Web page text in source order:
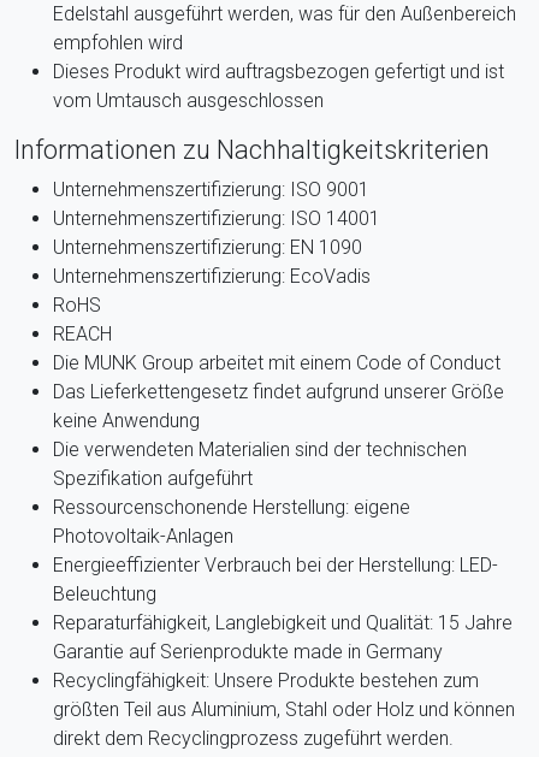
Edelstahl ausgeführt werden, was für den Außenbereich
empfohlen wird
Dieses Produkt wird auftragsbezogen gefertigt und ist
vom Umtausch ausgeschlossen
Informationen zu Nachhaltigkeitskriterien
Unternehmenszertifizierung: ISO 9001
Unternehmenszertifizierung: ISO 14001
Unternehmenszertifizierung: EN 1090
Unternehmenszertifizierung: EcoVadis
RoHS
REACH
Die MUNK Group arbeitet mit einem Code of Conduct
Das Lieferkettengesetz findet aufgrund unserer Größe
keine Anwendung
Die verwendeten Materialien sind der technischen
Spezifikation aufgeführt
Ressourcenschonende Herstellung: eigene
Photovoltaik-Anlagen
Energieeffizienter Verbrauch bei der Herstellung: LED-
Beleuchtung
Reparaturfähigkeit, Langlebigkeit und Qualität: 15 Jahre
Garantie auf Serienprodukte made in Germany
Recyclingfähigkeit: Unsere Produkte bestehen zum
größten Teil aus Aluminium, Stahl oder Holz und können
direkt dem Recyclingprozess zugeführt werden.